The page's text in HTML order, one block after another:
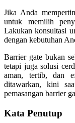
Jika Anda
untuk memilih
Lakukan konsultasi
dengan kebutuhan
Barrier gate bukan
tetapi juga solusi
aman, tertib, dan
ditawarkan, kini
pemasangan barrier
Kata Penutup